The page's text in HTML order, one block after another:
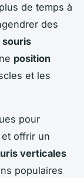
de temps à
des
souris
position
et les
pour
offrir un
verticales
populaires